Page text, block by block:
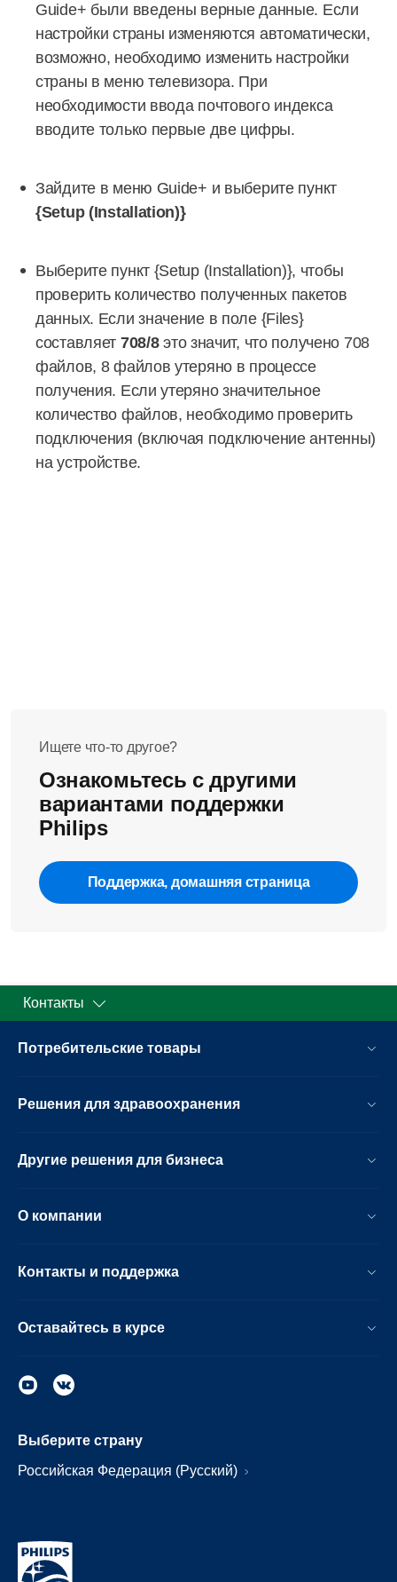
Guide+ были введены верные данные. Если
настройки страны изменяются автоматически,
возможно, необходимо изменить настройки
страны в меню телевизора. При
необходимости ввода почтового индекса
вводите только первые две цифры.
Зайдите в меню Guide+ и выберите пункт
{Setup (Installation)}
Выберите пункт {Setup (Installation)}, чтобы
проверить количество полученных пакетов
данных. Если значение в поле {Files}
составляет 708/8это значит, что получено 708
файлов, 8 файлов утеряно в процессе
получения. Если утеряно значительное
количество файлов, необходимо проверить
подключения (включая подключение антенны)
на устройстве.
Ищете что-то другое?
Ознакомьтесь с другими
вариантами поддержки
Philips
Поддержка, домашняя страница
Контакты
Потребительские товары
Решения для здравоохранения
Другие решения для бизнеса
О компании
Контакты и поддержка
Оставайтесь в курсе
Выберите страну
Российская Федерация (Русский)